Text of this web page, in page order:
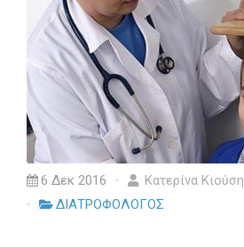
6 Δεκ 2016
Kατερίνα Κιούση
ΔΙΑΤΡΟΦΟΛΟΓΟΣ